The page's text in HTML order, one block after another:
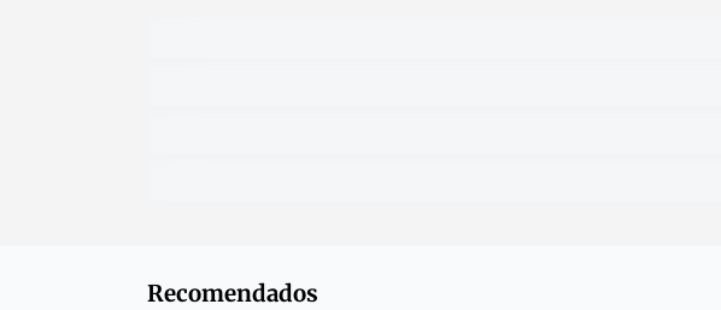
Recomendados